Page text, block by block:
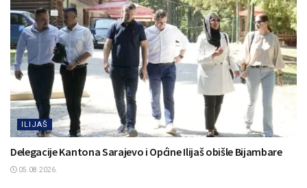
ILIJAŠ
Delegacije Kantona Sarajevo i Općine Ilijaš obišle Bijambare
05.08.2026.